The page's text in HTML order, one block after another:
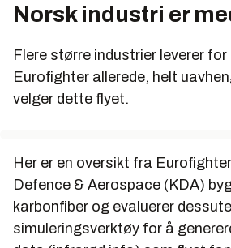
Norsk industri er
Flere større industrier leverer
Eurofighter allerede, helt
velger dette flyet.
Her er en oversikt fra
Defence & Aerospace (KDA)
karbonfiber og evaluerer
simuleringsverktøy for å